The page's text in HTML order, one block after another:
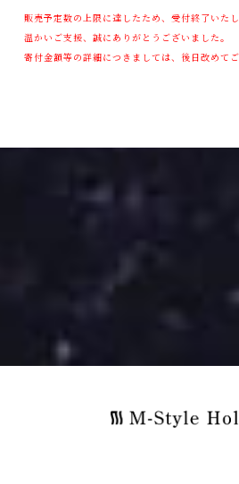
販売予定数の上限に達したため、受付終了いたし
温かいご支援、誠にありがとうございました。
寄付金額等の詳細につきましては、後日改めて